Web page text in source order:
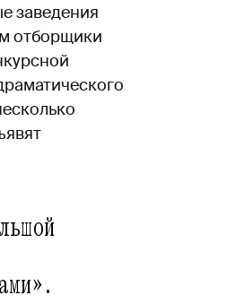
заведения
отборщики